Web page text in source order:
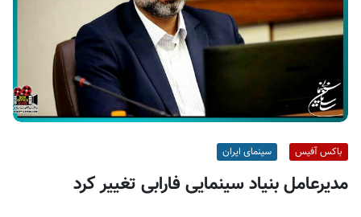
ر
ا
باکس آفیس سینمای ایران
مدیرعامل بنیاد سینمایی فارابی تغییر کرد